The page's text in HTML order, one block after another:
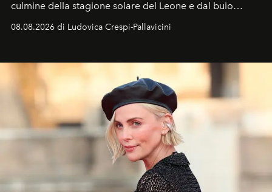
culmine della stagione solare del Leone e dal buio
favorevole della Luna nuova in Leone del 12 agosto,
ideale per la notte delle Perseidi.
08.08.2026 di Ludovica Crespi-Pallavicini